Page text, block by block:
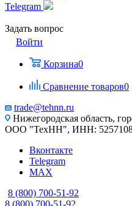
Telegram
Задать вопрос
Войти
Корзина0
Сравнение товаров0
trade@tehnn.ru
Нижегородская область,
ООО "ТехНН", ИНН:
Вконтакте
Telegram
MAX
8 (800) 700-51-92
8 (800) 700-51-92